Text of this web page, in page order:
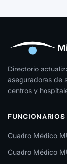
Huesca
Jaén
La Rioja
León
Lleida
Lugo
Directorio
aseguradoras de
centros y
FUNCIONARIOS
Cuadro Médico
Cuadro Médico